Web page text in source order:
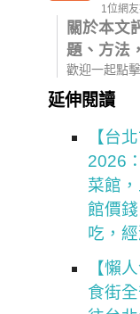
1位網
關於本文
題、方法
歡迎一起點
延伸閱讀
【台
2026
菜館
館價
吃，
【懶
食街